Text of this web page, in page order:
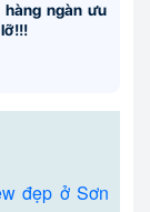
ngàn ưu
đẹp ở Sơn